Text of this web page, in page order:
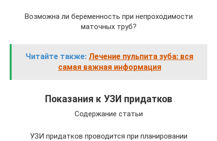
Возможна ли беременность при непроходимости
маточных труб?
Читайте также: Лечение пульпита зуба: вся
самая важная информация
Показания к УЗИ придатков
Содержание статьи
УЗИ придатков проводится при планировании